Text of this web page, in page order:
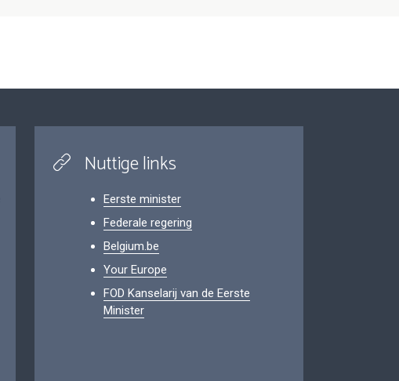
Nuttige links
Eerste minister
Federale regering
Belgium.be
Your Europe
FOD Kanselarij van de Eerste
Minister